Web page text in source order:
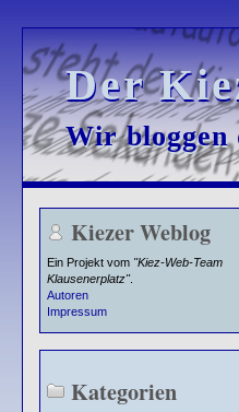
Der
Der
Wir bloggen
Wir bloggen
Kiezer Weblog
Ein Projekt vom "Kiez-Web-Team
Klausenerplatz".
Autoren
Impressum
Kategorien